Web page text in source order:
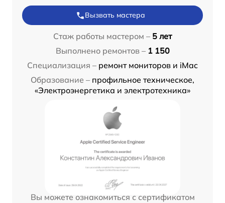
Вызвать мастера
Стаж работы мастером – 5 лет
Выполнено ремонтов – 1 150
Специализация – ремонт мониторов и iMac
Образование – профильное техническое,
«Электроэнергетика и электротехника»
Вы можете ознакомиться с сертификатом